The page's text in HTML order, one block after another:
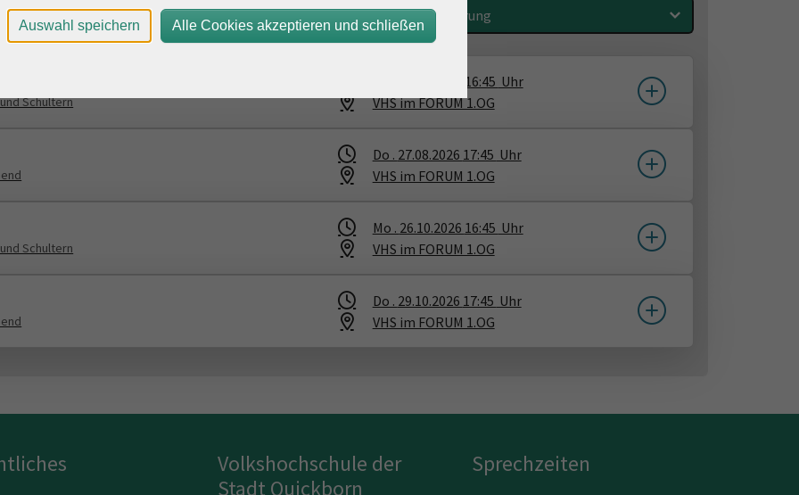
Sortierung
Schultern
16:45 Uhr
VHS im FORUM 1.OG
Do . 27.08.2026 17:45 Uhr
VHS im FORUM 1.OG
Schultern
Mo . 26.10.2026 16:45 Uhr
VHS im FORUM 1.OG
Do . 29.10.2026 17:45 Uhr
VHS im FORUM 1.OG
Volkshochschule der
Stadt Quickborn
Sprechzeiten
Auswahl speichern Alle Cookies akzeptieren und schließen